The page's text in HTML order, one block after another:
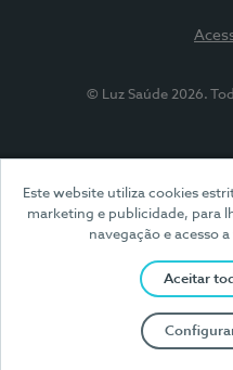
Este website utiliza cookies
marketing e publicidade, para
navegação e acesso
Aceitar
© Luz Saúde 2026.